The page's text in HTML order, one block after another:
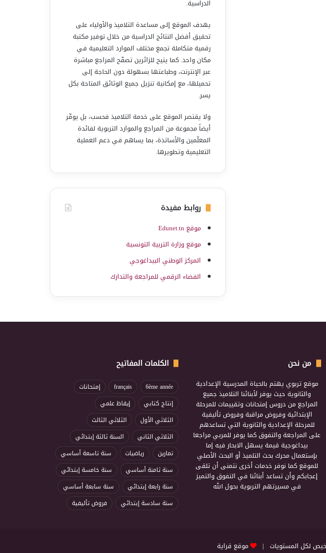
الدراسية.
يهدف الموقع إلى مساعدة التلاميذ والأولياء على
تحقيق أفضل النتائج الدراسية من خلال توفير مكتبة
رقمية متكاملة تجمع مختلف الموارد التعليمية في
مكان واحد. كما يتيح للزائرين تصفّح المراجع مباشرة
عبر الإنترنت، وطباعتها بسهولة دون الحاجة إلى
تحميلها، مع إمكانية تنزيل جميع الوثائق المتاحة بكل
يسر.
ولا يقتصر الموقع على خدمة التلاميذ فحسب، بل يوفّر
أيضاً مجموعة من المراجع والموارد التربوية لفائدة
المعلّمين والأساتذة، بما يساهم في دعم العملية
التعليمية وتطويرها.
روابط مفيدة
موقع Edunet.tn
موقع وزارة التربية التونسية
المركز الوطني البيداغوجي
الفضاء الرقمي للمراجعة والتدارك
من نحن
موقع تربوي يهتم بالحياة المدرسية الإعدادية
والثانوية حيث يوفر لأبنائنا التلاميذ جميع
المراجع من دروس إمتحانات وتقييمات للمرحلة
الإبتدائية وفروض مراقبة وفروض تأليفية
للمرحلة الإعدادية والثانوية التي تساعدهم
على المراجعة والتفوق كما يوفر للمربي مراجعا
بيداغوجية قيمة يسهل الابحار فيه إما
بإستعمال محرك بحث التلميذ أو البحث الأصلي
للموقع كما نوفر خدمات أخرى نتمنى أن تلقى
إعجابكم وأن تساعد أبنائنا في التفوق والتميز
في مسيرتهم التربوية بحول الله
الكلمات المفاتيح
6ème année
français
إمتحانات
إنتاج كتابي
إيقاظ علمي
الثلاثي الأول
الثلاثي الثالث
الثلاثي الثاني
السنة ثالثة إبتدائي
تمارين
رياضيات
سنة تاسعة أساسي
سنة ثامنة أساسي
سنة خامسة إبتدائي
سنة رابعة إبتدائي
سنة سابعة أساسي
سنة سادسة إبتدائي
فروض تأليفية
موقع قراية